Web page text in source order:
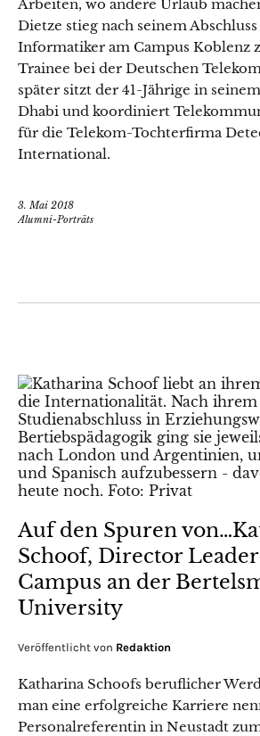
Arbeiten, wo andere Urlaub
Dietze stieg nach seinem
Informatiker am Campus Koblenz
Trainee bei der Deutschen
später sitzt der 41-Jährige in
Dhabi und koordiniert
für die Telekom-Tochterfirma
International.
3. Mai 2018
Alumni-Porträts
Auf den Spuren
Schoof, Director
Campus an der
University
Veröffentlicht von Redaktion
Katharina Schoofs beruflicher
man eine erfolgreiche Karriere
Personalreferentin in Neustadt